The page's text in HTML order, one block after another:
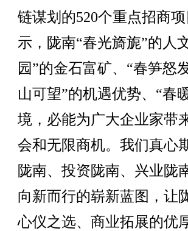
链谋划的520个重点招商
示，陇南“春光旖旎”的人
园”的金石富矿、“春笋怒
山可望”的机遇优势、“春
境，必能为广大企业家带
会和无限商机。我们真心
陇南、投资陇南、兴业陇
向新而行的崭新蓝图，让
心仪之选、商业拓展的优